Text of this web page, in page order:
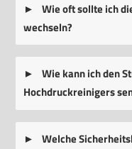
Wie oft sollte ich
wechseln?
Wie kann ich den
Hochdruckreinigers
Welche